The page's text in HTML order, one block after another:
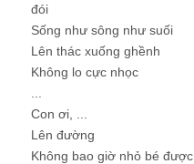
đói
Sống như sông như suối
Lên thác xuống ghềnh
Không lo cực nhọc
Con ơi, ...
Lên đường
Không bao giờ nhỏ bé được